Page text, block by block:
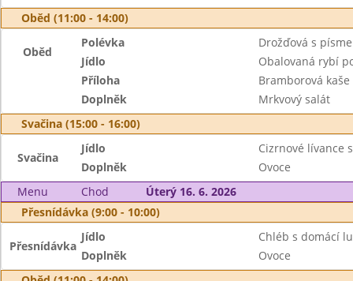
Oběd (11:00 - 14:00)
Oběd
Polévka
Drožďová s
Jídlo
Obalovaná rybí
Příloha
Bramborová kaše
Doplněk
Mrkvový salát
Svačina (15:00 - 16:00)
Svačina
Jídlo
Cizrnové lívance
Doplněk
Ovoce
Menu
Chod
Úterý 16. 6. 2026
Přesnídávka (9:00 - 10:00)
Přesnídávka
Jídlo
Chléb s domácí
Doplněk
Ovoce